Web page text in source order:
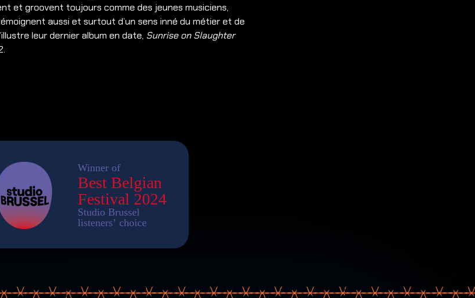
et groovent toujours comme des jeunes musiciens,
aussi et surtout d’un sens inné du métier et de
leur dernier album en date, Sunrise on Slaughter